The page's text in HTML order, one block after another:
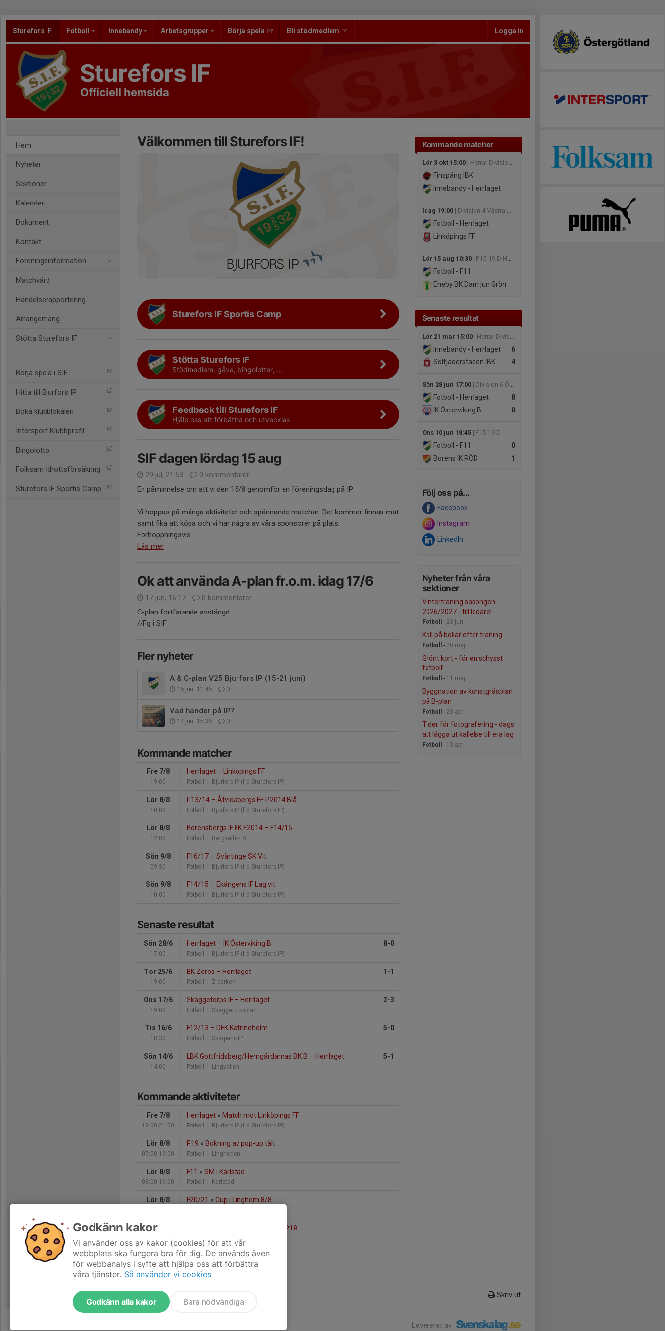
Sturefors IF Fotboll Innebandy Arbetsgrupper Börja spela Bli stödmedlem Logga in
Sturefors IF
Officiell hemsida
Hem
Nyheter
Sektioner
Kalender
Dokument
Kontakt
Föreningsinformation
Matchvärd
Händelserapportering
Arrangemang
Stötta Sturefors IF
Börja spela i SIF
Hitta till Bjurfors IP
Boka klubblokalen
Intersport Klubbprofil
Bingolotto
Folksam Idrottsförsäkring
Sturefors IF Sportis Camp
Kommande matcher
Lör 3 okt 15:00 | Herrar Division 2
Finspång IBK
Innebandy - Herrlaget
Idag 19:00 | Division 4 Västra Herr Östergötland
Fotboll - Herrlaget
Linköpings FF
Lör 15 aug 10:30 | F15-19 D Höst
Fotboll - F11
Eneby BK Dam jun Grön
Senaste resultat
Lör 21 mar 15:00 | Herrar Division 2
6
Innebandy - Herrlaget
4
Solfjäderstaden IBK
Sön 28 jun 17:00 | Division 6 Östra Herr Östergötland
8
Fotboll - Herrlaget
0
IK Österviking B
Ons 10 jun 18:45 | F15-19 D
0
Fotboll - F11
1
Borens IK RÖD
Följ oss på...
Facebook
Instagram
LinkedIn
Nyheter från våra
sektioner
Vinterträning säsongen
2026/2027 - till ledare!
Fotboll - 23 jun
Koll på bollar efter träning
Fotboll - 20 maj
Grönt kort - för en schysst
fotboll!
Fotboll - 11 maj
Byggnation av konstgräsplan
på B-plan
Fotboll - 23 apr
Tider för fotografering - dags
att lägga ut kallelse till era lag
Fotboll - 13 apr
Välkommen till Sturefors IF!
Sturefors IF Sportis Camp
Stötta Sturefors IF
Stödmedlem, gåva, bingolotter, ...
Feedback till Sturefors IF
Hjälp oss att förbättra och utvecklas
SIF dagen lördag 15 aug
29 jul, 21:53
0 kommentarer
En påminnelse om att vi den 15/8 genomför en föreningsdag på IP.
Vi hoppas på många aktiviteter och spännande matchar. Det kommer finnas mat
samt fika att köpa och vi har några av våra sponsorer på plats.
Förhoppningsvis...
Läs mer
Ok att använda A-plan fr.o.m. idag 17/6
17 jun, 16:17
0 kommentarer
C-plan fortfarande avstängd.
//Fg i SIF
Fler nyheter
A & C-plan V25 Bjurfors IP (15-21 juni)
15 jun, 11:45 0
Vad händer på IP?
14 jun, 15:36 0
Kommande matcher
Fre 7/8
19:00
Herrlaget – Linköpings FF
Fotboll | Bjurfors IP (f d Sturefors IP)
Lör 8/8
10:00
P13/14 – Åtvidabergs FF P2014 Blå
Fotboll | Bjurfors IP (f d Sturefors IP)
Lör 8/8
12:00
Borensbergs IF FK F2014 – F14/15
Fotboll | Bergvallen A
Sön 9/8
09:30
F16/17 – Svärtinge SK Vit
Fotboll | Bjurfors IP (f d Sturefors IP)
Sön 9/8
10:00
F14/15 – Ekängens IF Lag vit
Fotboll | Bjurfors IP (f d Sturefors IP)
Senaste resultat
Sön 28/6
17:00
Herrlaget – IK Österviking B
Fotboll | Bjurfors IP (f d Sturefors IP)
8-0
Tor 25/6
19:00
BK Zeros – Herrlaget
Fotboll | Z-parken
1-1
Ons 17/6
19:00
Skäggetorps IF – Herrlaget
Fotboll | Skäggetorpsplan
2-3
Tis 16/6
18:30
F12/13 – DFK Katrineholm
Fotboll | Skarpans IP
5-0
Sön 14/6
14:00
LBK Gottfridsberg/Hemgårdarnas BK B – Herrlaget
Fotboll | Lingvallen
5-1
Kommande aktiviteter
Fre 7/8
19:00-21:00
Herrlaget » Match mot Linköpings FF
Fotboll | Bjurfors IP (f d Sturefors IP)
Lör 8/8
07:00-19:00
P19 » Bokning av pop-up tält
Fotboll | Lingheden
Lör 8/8
08:00-19:00
F11 » SM i Karlstad
Fotboll | Karlstad
Lör 8/8 F20/21 » Cup i Linghem 8/8
Lör 8/8
08:00-18:00
Bokning av pop-up tält till P18
Fotboll | till Linghemscupen
Hela kalendern
Skriv ut
Levererat av
Godkänn kakor
Vi använder oss av kakor (cookies) för att vår
webbplats ska fungera bra för dig. De används även
för webbanalys i syfte att hjälpa oss att förbättra
våra tjänster. Så använder vi cookies
Godkänn alla kakor Bara nödvändiga